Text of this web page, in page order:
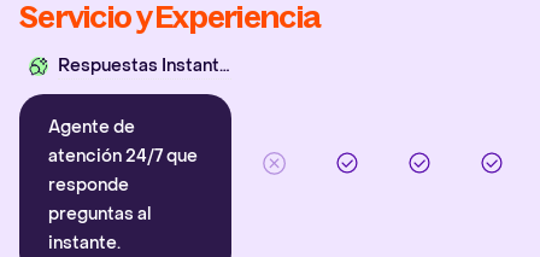
Servicio y Experiencia
Respuestas Instantáneas
Agente de
atención 24/7 que
responde
preguntas al
instante.